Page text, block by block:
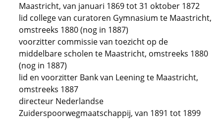
Maastricht, van januari 1869 tot 31 oktober 1872
lid college van curatoren Gymnasium te Maastricht,
omstreeks 1880 (nog in 1887)
voorzitter commissie van toezicht op de
middelbare scholen te Maastricht, omstreeks 1880
(nog in 1887)
lid en voorzitter Bank van Leening te Maastricht,
omstreeks 1887
directeur Nederlandse
Zuiderspoorwegmaatschappij, van 1891 tot 1899